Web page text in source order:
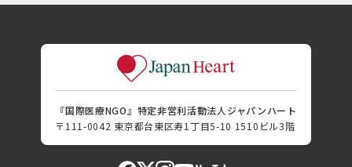
『国際医療NGO』特定非営利活動法人ジャパンハート
〒111-0042 東京都台東区寿1丁目5-10 1510ビル3階